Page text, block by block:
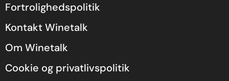
Fortrolighedspolitik
Kontakt Winetalk
Om Winetalk
Cookie og privatlivspolitik